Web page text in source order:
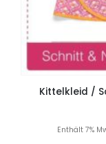
Kittelkleid /
Enthält 7%